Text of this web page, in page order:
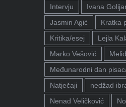
Intervju
Ivana
Jasmin Agić
Kratka
Kritika/esej
Lejla
Marko Vešović
Međunarodni dan
Natječaji
nedžad
Nenad Veličković